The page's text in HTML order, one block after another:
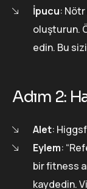
İpucu: Nötr
oluşturun.
edin. Bu
Adım 2:
Alet:
Eylem:
bir fitness
kaydedin.